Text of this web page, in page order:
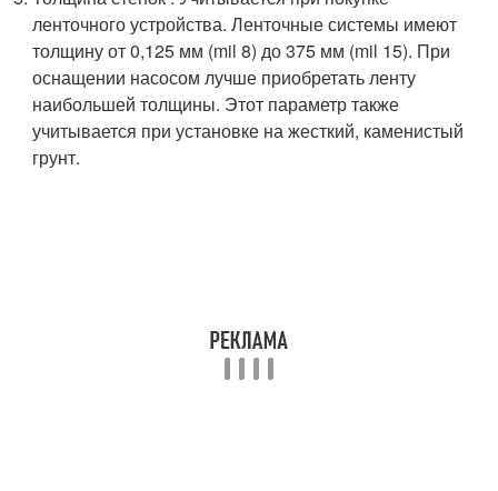
ленточного устройства. Ленточные системы имеют
толщину от 0,125 мм (mil 8) до 375 мм (mil 15). При
оснащении насосом лучше приобретать ленту
наибольшей толщины. Этот параметр также
учитывается при установке на жесткий, каменистый
грунт.